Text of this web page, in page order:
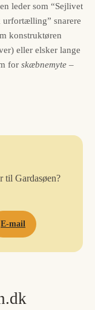
leder som “Sejlivet
urfortælling” snarere
konstruktøren
eller elsker lange
for skæbnemyte –
til Gardasøen?
E-mail